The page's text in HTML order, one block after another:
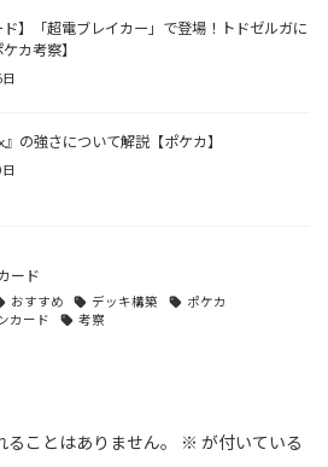
ド】「超電ブレイカー」で登場！トドゼルガに
カ考察】
』の強さについて解説【ポケカ】
ード
おすすめ デッキ構築
ポケカ
カード
考察
ことはありません。 ※ が付いている